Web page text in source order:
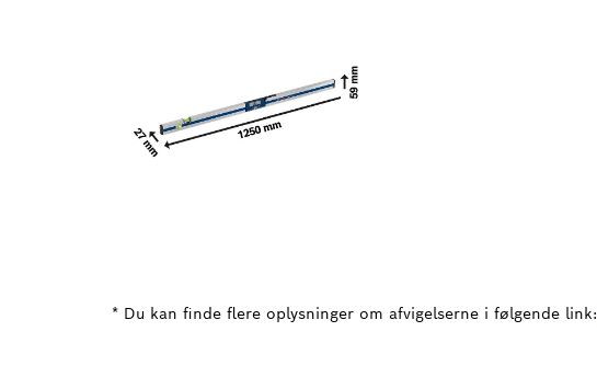
* Du kan finde flere oplysninger om afvigelserne i følgende link: